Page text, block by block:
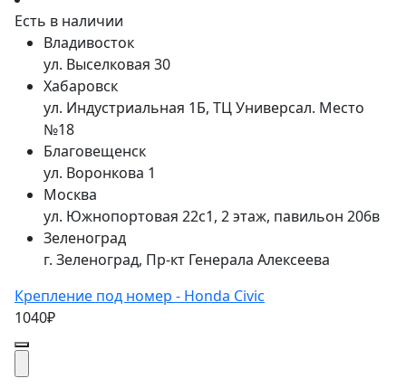
Есть в наличии
Владивосток
ул. Выселковая 30
Хабаровск
ул. Индустриальная 1Б, ТЦ Универсал. Место
№18
Благовещенск
ул. Воронкова 1
Москва
ул. Южнопортовая 22с1, 2 этаж, павильон 206в
Зеленоград
г. Зеленоград, Пр-кт Генерала Алексеева
Крепление под номер - Honda Civic
1040₽